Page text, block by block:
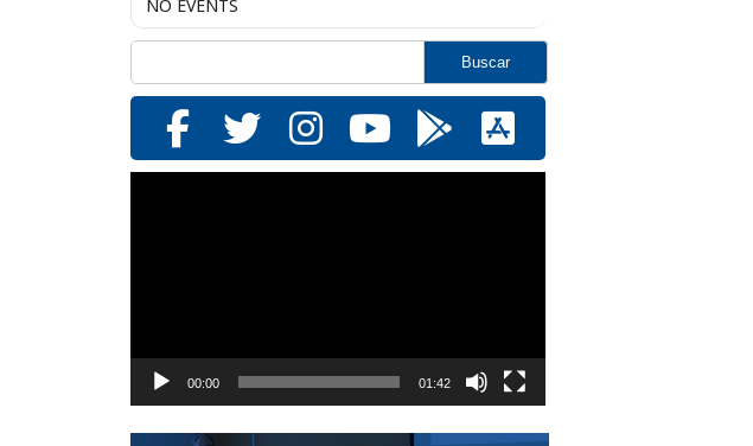
NO EVENTS
00:00 01:42